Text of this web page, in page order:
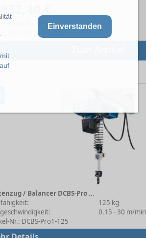
Einverstanden
€
Versandkosten
ca. 8 Wochen
Kettenzug / Balancer DCBS-Pro 1-125 1/1 H4.3 VS30 380-480/50
125 kg
0.15 - 30 m/min
Nr.: DCBS-Pro1-125